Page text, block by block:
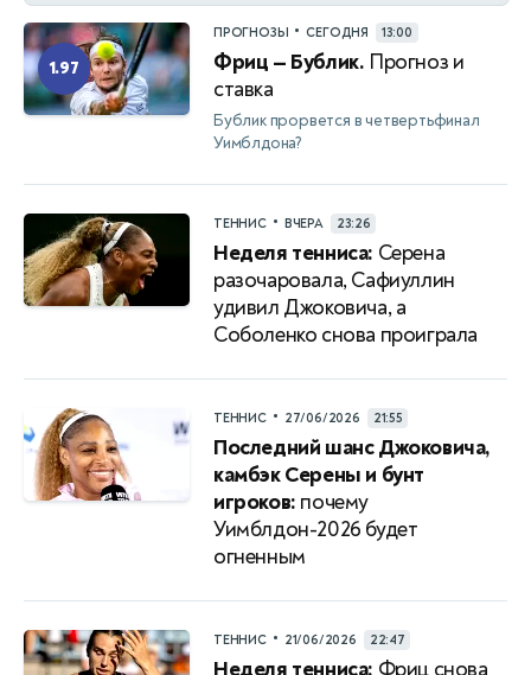
1.97
ПРОГНОЗЫ • СЕГОДНЯ 13:00
Фриц — Бублик. Прогноз и
ставка
Бублик прорвется в четвертьфинал
Уимблдона?
ТЕННИС • ВЧЕРА 23:26
Неделя тенниса: Серена
разочаровала, Сафиуллин
удивил Джоковича, а
Соболенко снова проиграла
ТЕННИС • 27/06/2026 21:55
Последний шанс Джоковича,
камбэк Серены и бунт
игроков: почему
Уимблдон-2026 будет
огненным
ТЕННИС • 21/06/2026 22:47
Неделя тенниса: Фриц снова